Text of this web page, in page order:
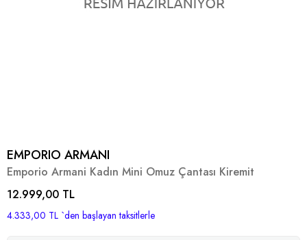
EMPORIO ARMANI
Emporio Armani Kadın Mini Omuz Çantası Kiremit
12.999,00 TL
4.333,00 TL `den başlayan taksitlerle